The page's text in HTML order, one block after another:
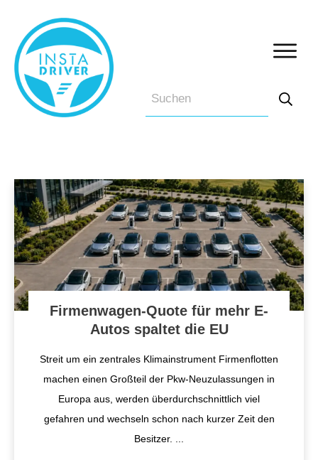
Firmenwagen-Quote für mehr E-
Autos spaltet die EU
Streit um ein zentrales Klimainstrument Firmenflotten
machen einen Großteil der Pkw-Neuzulassungen in
Europa aus, werden überdurchschnittlich viel
gefahren und wechseln schon nach kurzer Zeit den
Besitzer.